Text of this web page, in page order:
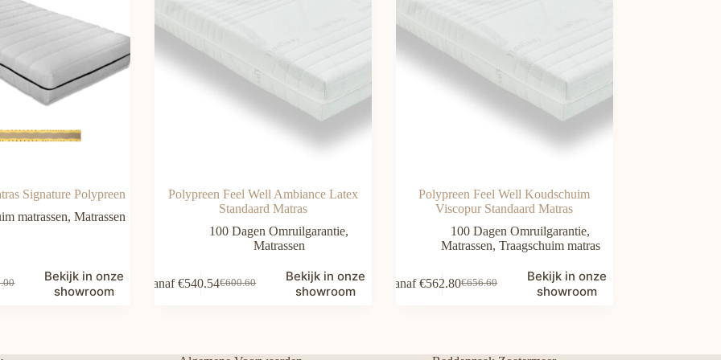
Signature Polypreen
matrassen,Matrassen
Bekijk in onze
showroom
Polypreen Feel Well Ambiance Latex
Standaard Matras
100 Dagen Omruilgarantie,
Matrassen
Vanaf €600.60
Oorspronkelijke
€540.54Huidige
Bekijk in onze
showroom
Polypreen Feel Well Koudschuim
Viscopur Standaard Matras
100 Dagen Omruilgarantie,
Matrassen, Traagschuim matras
Vanaf €656.60
Oorspronkelijke
€562.80Huidige
Bekijk in onze
showroom